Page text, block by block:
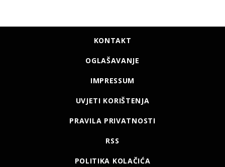
KONTAKT
OGLAŠAVANJE
IMPRESSUM
UVJETI KORIŠTENJA
PRAVILA PRIVATNOSTI
RSS
POLITIKA KOLAČIĆA